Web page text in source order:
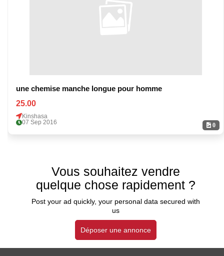
0
une chemise manche longue pour homme
25.00
Kinshasa
07 Sep 2016
Vous souhaitez vendre
quelque chose rapidement ?
Post your ad quickly, your personal data secured with
us
Déposer une annonce